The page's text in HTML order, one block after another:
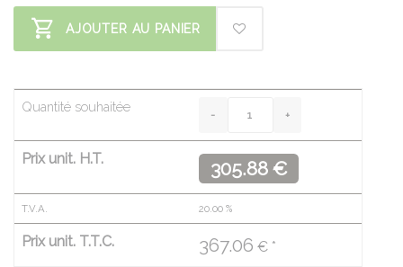
AJOUTER AU PANIER
Quantité souhaitée
Prix unit. H.T. 305.88 €
T.V.A. 20.00 %
Prix unit. T.T.C. 367.06 € *